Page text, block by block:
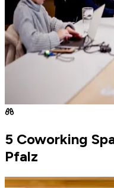
5 Coworking
Pfalz